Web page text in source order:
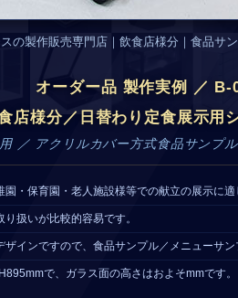
の製作販売専門店｜飲食店様分｜食品サ
オーダー品 製作実例 ／ B-
食店様分／日替わり定食展示用
／ アクリルカバー方式食品サンプ
・保育園・老人施設様等での献立の展示に適
扱いが比較的容易です。
インですので、食品サンプル／メニューサン
で、ガラス面の高さはおよそmmです